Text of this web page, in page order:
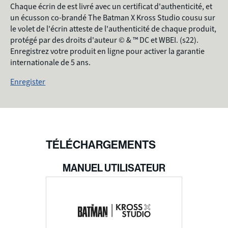
Chaque écrin de est livré avec un certificat d'authenticité, et
un écusson co-brandé The Batman X Kross Studio cousu sur
le volet de l'écrin atteste de l'authenticité de chaque produit,
protégé par des droits d'auteur © & ™ DC et WBEI. (s22).
Enregistrez votre produit en ligne pour activer la garantie
internationale de 5 ans.
Enregister
TÉLÉCHARGEMENTS
MANUEL UTILISATEUR